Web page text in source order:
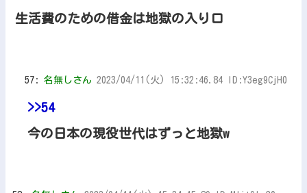
生活費のための借金は地獄の入り口
57: 名無しさん 2023/04/11(火) 15:32:46.84 ID:Y3eg9CjH0
>>54
今の日本の現役世代はずっと地獄w